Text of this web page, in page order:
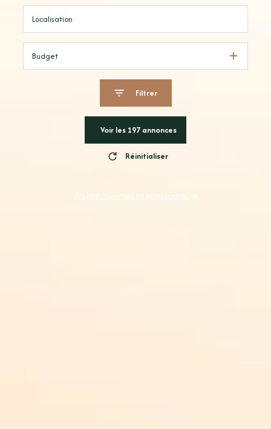
Budget
Filtrer
Voir les 197annonces
Réinitialiser
UTILISEZ LE MOTEUR DE RECHERCHE IA